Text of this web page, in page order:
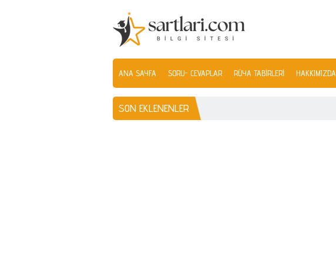
ANA SAYFA SORU- CEVAPLAR RÜYA TABIRLERI HAKKIMIZDA
SON EKLENENLER